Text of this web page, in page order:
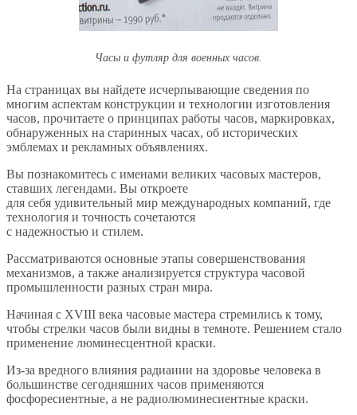
Часы и футляр для военных часов.
На страницах вы найдете исчерпывающие сведения по
многим аспектам конструкции и технологии изготовления
часов, прочитаете о принципах работы часов, маркировках,
обнаруженных на старинных часах, об исторических
эмблемах и рекламных объявлениях.
Вы познакомитесь с именами великих часовых мастеров,
ставших легендами. Вы откроете
для себя удивительный мир международных компаний, где
технология и точность сочетаются
с надежностью и стилем.
Рассматриваются основные этапы совершенствования
механизмов, а также анализируется структура часовой
промышленности разных стран мира.
Начиная с XVIII века часовые мастера стремились к тому,
чтобы стрелки часов были видны в темноте. Решением стало
применение люминесцентной краски.
Из-за вредного влияния радиаиии на здоровье человека в
большинстве сегодняшних часов применяются
фосфоресиентные, а не радиолюминесиентные краски.